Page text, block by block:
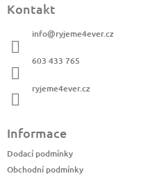
Kontakt
info@ryjeme4ever.cz
603 433 765
ryjeme4ever.cz
Informace
Dodací podmínky
Obchodní podmínky